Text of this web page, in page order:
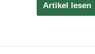
Artikel lesen